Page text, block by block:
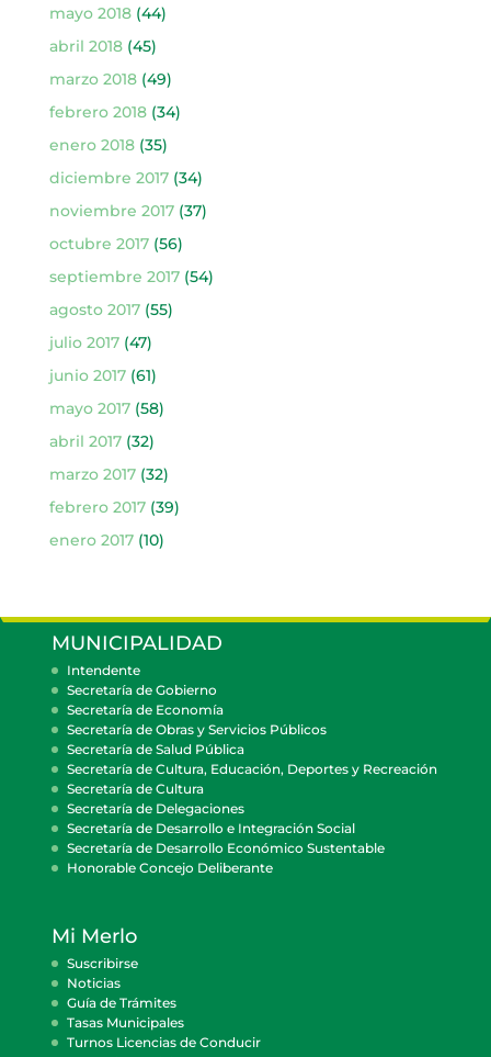
mayo 2018(44)
abril 2018(45)
marzo 2018(49)
febrero 2018(34)
enero 2018(35)
diciembre 2017(34)
noviembre 2017(37)
octubre 2017(56)
septiembre 2017(54)
agosto 2017(55)
julio 2017(47)
junio 2017(61)
mayo 2017(58)
abril 2017(32)
marzo 2017(32)
febrero 2017(39)
enero 2017(10)
MUNICIPALIDAD
Intendente
Secretaría de Gobierno
Secretaría de Economía
Secretaría de Obras y Servicios Públicos
Secretaría de Salud Pública
Secretaría de Cultura, Educación, Deportes y Recreación
Secretaría de Cultura
Secretaría de Delegaciones
Secretaría de Desarrollo e Integración Social
Secretaría de Desarrollo Económico Sustentable
Honorable Concejo Deliberante
Mi Merlo
Suscribirse
Noticias
Guía de Trámites
Tasas Municipales
Turnos Licencias de Conducir